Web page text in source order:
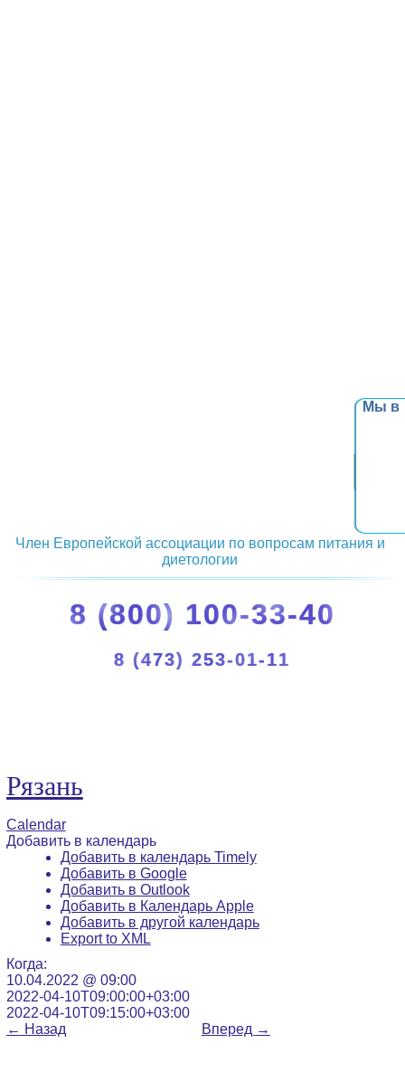
Мы в
Член Европейской ассоциации по вопросам питания и
диетологии
8 (800) 100-33-40
8 (473) 253-01-11
Рязань
Calendar
Добавить в календарь
Добавить в календарь Timely
Добавить в Google
Добавить в Outlook
Добавить в Календарь Apple
Добавить в другой календарь
Export to XML
Когда:
10.04.2022 @ 09:00
2022-04-10T09:00:00+03:00
2022-04-10T09:15:00+03:00
← Назад Вперед →